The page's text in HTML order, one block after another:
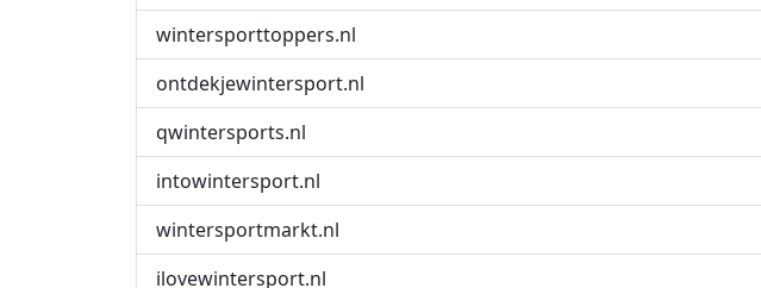
wintersporttoppers.nl
ontdekjewintersport.nl
qwintersports.nl
intowintersport.nl
wintersportmarkt.nl
ilovewintersport.nl